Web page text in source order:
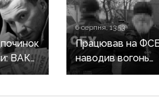
ВАКС
6 серпня, 13:53
Працював на ФСБ
наводив вогонь
на позиції ЗСУ: